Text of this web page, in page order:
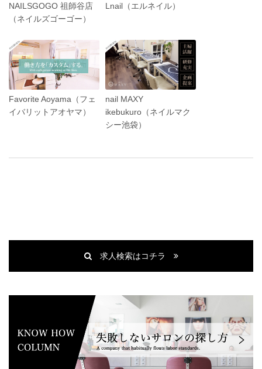
NAILSGOGO 祖師谷店
（ネイルズゴーゴー）
Lnail（エルネイル）
Favorite Aoyama（フェ
イバリットアオヤマ）
nail MAXY
ikebukuro（ネイルマク
シー池袋）
求人検索はコチラ